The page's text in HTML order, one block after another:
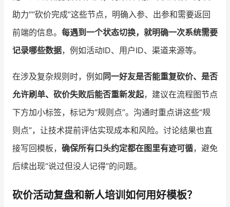
助力”“砍价完成”这些节点，明确入参、出参和需要返回
前端的信息。 每遇到一个状态切换，就明确一次系统需要
记录哪些数据，例如活动ID、用户ID、渠道来源等。
在涉及复杂规则时，例如 同一好友是否能重复砍价、是否
允许刷单、砍价失败后能否重新发起，建议在流程图节点
下方加小标签，标记为“规则点”。沟通时重点讲这些“规
则点”，让技术提前评估实现成本和风险。讨论结果也直
接写回模板， 确保所有口头约定都在图里有迹可循，避免
后续出现“说过但没人记得”的问题。
砍价活动复盘和新人培训如何用好模板？